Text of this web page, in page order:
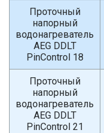
Проточный
напорный
водонагреватель
AEG DDLT
PinControl 18
Проточный
напорный
водонагреватель
AEG DDLT
PinControl 21